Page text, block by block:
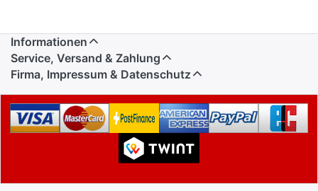
Informationen
Service, Versand & Zahlung
Firma, Impressum & Datenschutz